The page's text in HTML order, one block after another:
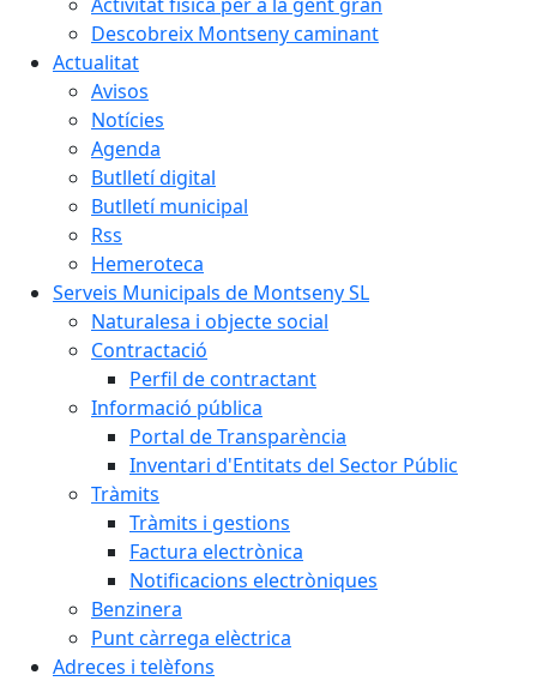
Descobreix Montseny caminant
Actualitat
Avisos
Notícies
Agenda
Butlletí digital
Butlletí municipal
Rss
Hemeroteca
Serveis Municipals de Montseny SL
Naturalesa i objecte social
Contractació
Perfil de contractant
Informació pública
Portal de Transparència
Inventari d'Entitats del Sector Públic
Tràmits
Tràmits i gestions
Factura electrònica
Notificacions electròniques
Benzinera
Punt càrrega elèctrica
Adreces i telèfons